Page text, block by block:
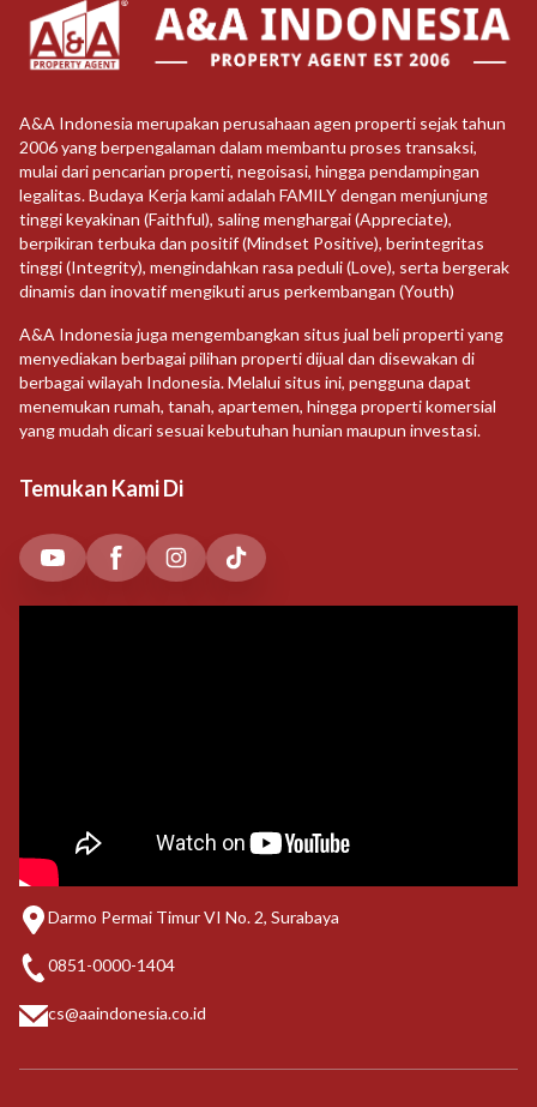
A&A Indonesia merupakan perusahaan agen properti sejak tahun
2006 yang berpengalaman dalam membantu proses transaksi,
mulai dari pencarian properti, negoisasi, hingga pendampingan
legalitas. Budaya Kerja kami adalah FAMILY dengan menjunjung
tinggi keyakinan (Faithful), saling menghargai (Appreciate),
berpikiran terbuka dan positif (Mindset Positive), berintegritas
tinggi (Integrity), mengindahkan rasa peduli (Love), serta bergerak
dinamis dan inovatif mengikuti arus perkembangan (Youth)
A&A Indonesia juga mengembangkan situs jual beli properti yang
menyediakan berbagai pilihan properti dijual dan disewakan di
berbagai wilayah Indonesia. Melalui situs ini, pengguna dapat
menemukan rumah, tanah, apartemen, hingga properti komersial
yang mudah dicari sesuai kebutuhan hunian maupun investasi.
Temukan Kami Di
Darmo Permai Timur VI No. 2, Surabaya
0851-0000-1404
cs@aaindonesia.co.id